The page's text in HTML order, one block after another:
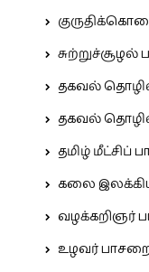
சுற்றுச்சூழல்
தகவல்
தகவல்
தமிழ் மீட்சிப்
கலை
வழக்கறிஞர்
உழவர்